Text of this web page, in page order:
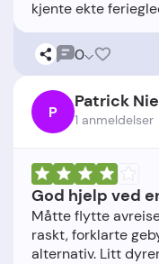
0
P Patrick
1 anmeldelser
God hjelp ved
Måtte flytte
raskt, forklarte
alternativ. Litt